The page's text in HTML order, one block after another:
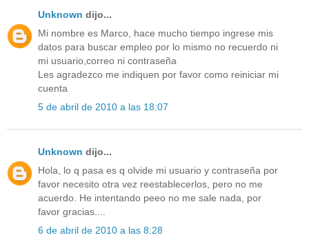
Unknown dijo...
Mi nombre es Marco, hace mucho tiempo ingrese mis
datos para buscar empleo por lo mismo no recuerdo ni
mi usuario,correo ni contraseña
Les agradezco me indiquen por favor como reiniciar mi
cuenta
5 de abril de 2010 a las 18:07
Unknown dijo...
Hola, lo q pasa es q olvide mi usuario y contraseña por
favor necesito otra vez reestablecerlos, pero no me
acuerdo. He intentando peeo no me sale nada, por
favor gracias....
6 de abril de 2010 a las 8:28